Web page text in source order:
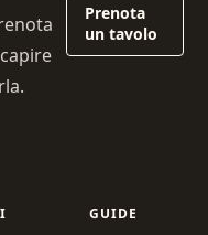
Prenota
un tavolo
GUIDE